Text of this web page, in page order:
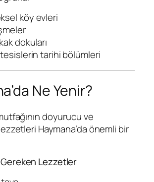
köy evleri
dokuları
tarihi bölümleri
Ne Yenir?
doyurucu ve
Haymana’da önemli bir
Lezzetler